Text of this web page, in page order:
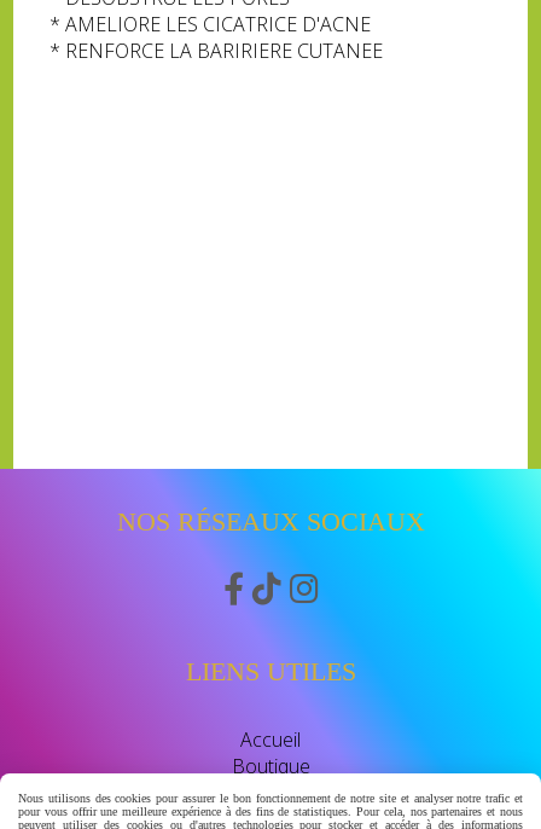
* AMELIORE LES CICATRICE D'ACNE
* RENFORCE LA BARIRIERE CUTANEE
NOS RÉSEAUX SOCIAUX
  
LIENS UTILES
Accueil
Boutique
Avis clients
watssap 06.63.86.83.30
Nous utilisons des cookies pour assurer le bon fonctionnement de notre site et analyser notre trafic et
pour vous offrir une meilleure expérience à des fins de statistiques. Pour cela, nos partenaires et nous
peuvent utiliser des cookies ou d'autres technologies pour stocker et accéder à des informations